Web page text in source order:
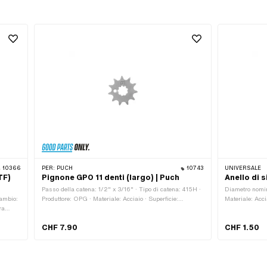
10366 PER: PUCH 10743
Pignone GPO 11 denti (largo) | Puch
Passo della catena: 1/2" x 3/16" · Tipo di catena: 415H ·
Produttore: OPG · Materiale: Acciaio · Superficie:
Stk · Spessore totale: 4.6 mm
CHF 7.90
UNIVERSALE
Anello di
Diametro
Materiale:
CHF 1.50